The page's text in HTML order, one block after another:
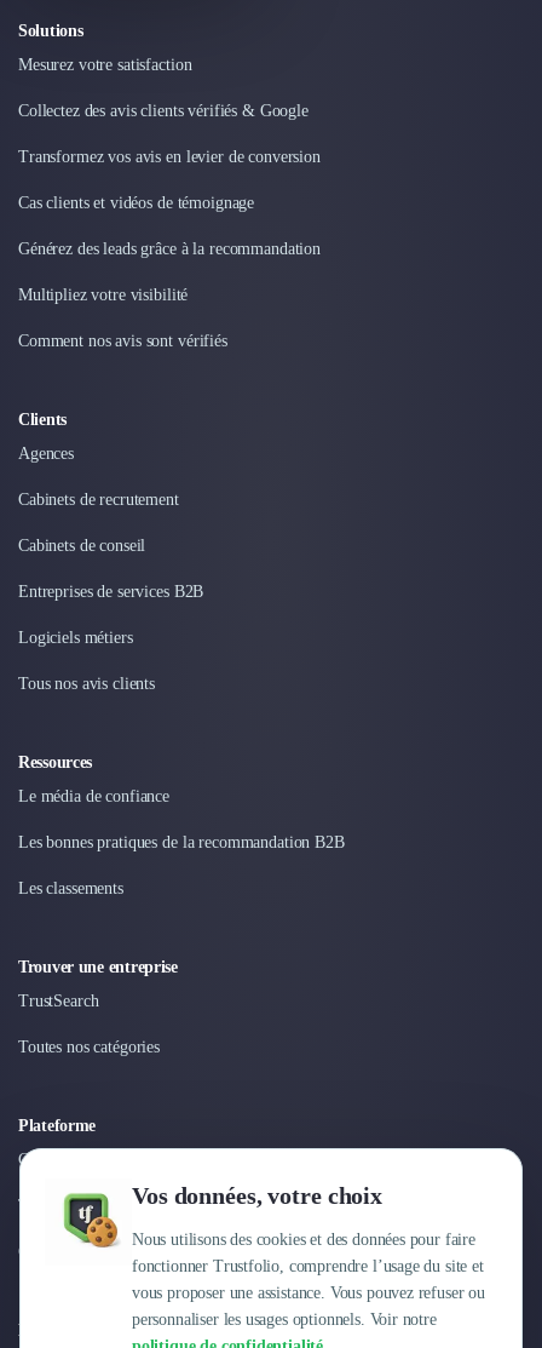
Vos données, votre choix
Nous utilisons des cookies et des données pour faire
fonctionner Trustfolio, comprendre l’usage du site et
vous proposer une assistance. Vous pouvez refuser ou
personnaliser les usages optionnels. Voir notre
Solutions
Mesurez votre satisfaction
Collectez des avis clients vérifiés & Google
Transformez vos avis en levier de conversion
Cas clients et vidéos de témoignage
Générez des leads grâce à la recommandation
Multipliez votre visibilité
Comment nos avis sont vérifiés
Clients
Agences
Cabinets de recrutement
Cabinets de conseil
Entreprises de services B2B
Logiciels métiers
Tous nos avis clients
Ressources
Le média de confiance
Les bonnes pratiques de la recommandation B2B
Les classements
Trouver une entreprise
TrustSearch
Toutes nos catégories
Plateforme
Connexion
Tarifs
Centre d'aide
Entreprise